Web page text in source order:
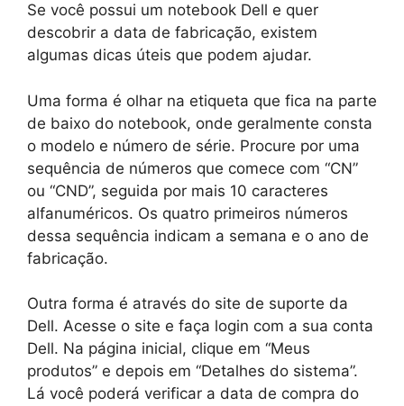
Se você possui um notebook Dell e quer
descobrir a data de fabricação, existem
algumas dicas úteis que podem ajudar.
Uma forma é olhar na etiqueta que fica na parte
de baixo do notebook, onde geralmente consta
o modelo e número de série. Procure por uma
sequência de números que comece com “CN”
ou “CND”, seguida por mais 10 caracteres
alfanuméricos. Os quatro primeiros números
dessa sequência indicam a semana e o ano de
fabricação.
Outra forma é através do site de suporte da
Dell. Acesse o site e faça login com a sua conta
Dell. Na página inicial, clique em “Meus
produtos” e depois em “Detalhes do sistema”.
Lá você poderá verificar a data de compra do